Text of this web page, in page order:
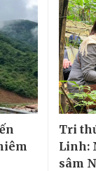
Tri
Linh:
sâm